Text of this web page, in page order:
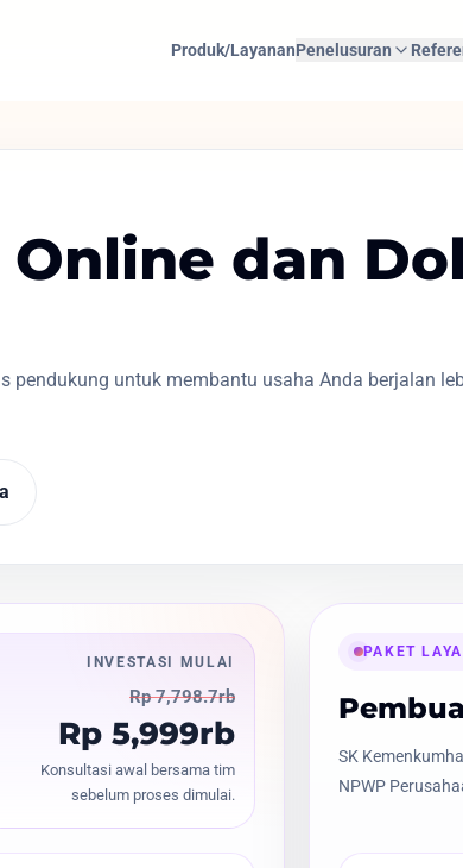
Produk/LayananPenelusuran
dan
pendukung untuk membantu usaha Anda berjalan
INVESTASI MULAI
Rp 7,798.7rb
Rp 5,999rb
Konsultasi awal bersama tim
sebelum proses dimulai.
PAKET
SK
NPWP